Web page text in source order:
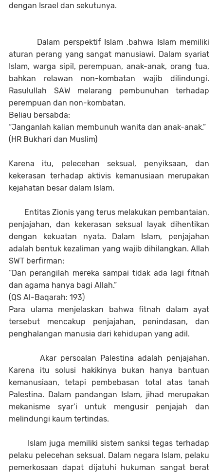
dengan Israel dan sekutunya.
Dalam perspektif Islam ,bahwa Islam memiliki
aturan perang yang sangat manusiawi. Dalam syariat
Islam, warga sipil, perempuan, anak-anak, orang tua,
bahkan relawan non-kombatan wajib dilindungi.
Rasulullah SAW melarang pembunuhan terhadap
perempuan dan non-kombatan.
Beliau bersabda:
“Janganlah kalian membunuh wanita dan anak-anak.”
(HR Bukhari dan Muslim)
Karena itu, pelecehan seksual, penyiksaan, dan
kekerasan terhadap aktivis kemanusiaan merupakan
kejahatan besar dalam Islam.
Entitas Zionis yang terus melakukan pembantaian,
penjajahan, dan kekerasan seksual layak dihentikan
dengan kekuatan nyata. Dalam Islam, penjajahan
adalah bentuk kezaliman yang wajib dihilangkan. Allah
SWT berfirman:
“Dan perangilah mereka sampai tidak ada lagi fitnah
dan agama hanya bagi Allah.”
(QS Al-Baqarah: 193)
Para ulama menjelaskan bahwa fitnah dalam ayat
tersebut mencakup penjajahan, penindasan, dan
penghalangan manusia dari kehidupan yang adil.
Akar persoalan Palestina adalah penjajahan.
Karena itu solusi hakikinya bukan hanya bantuan
kemanusiaan, tetapi pembebasan total atas tanah
Palestina. Dalam pandangan Islam, jihad merupakan
mekanisme syar’i untuk mengusir penjajah dan
melindungi kaum tertindas.
Islam juga memiliki sistem sanksi tegas terhadap
pelaku pelecehan seksual. Dalam negara Islam, pelaku
pemerkosaan dapat dijatuhi hukuman sangat berat